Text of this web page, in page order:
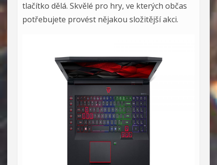
tlačítko dělá. Skvělé pro hry, ve kterých občas
potřebujete provést nějakou složitější akci.